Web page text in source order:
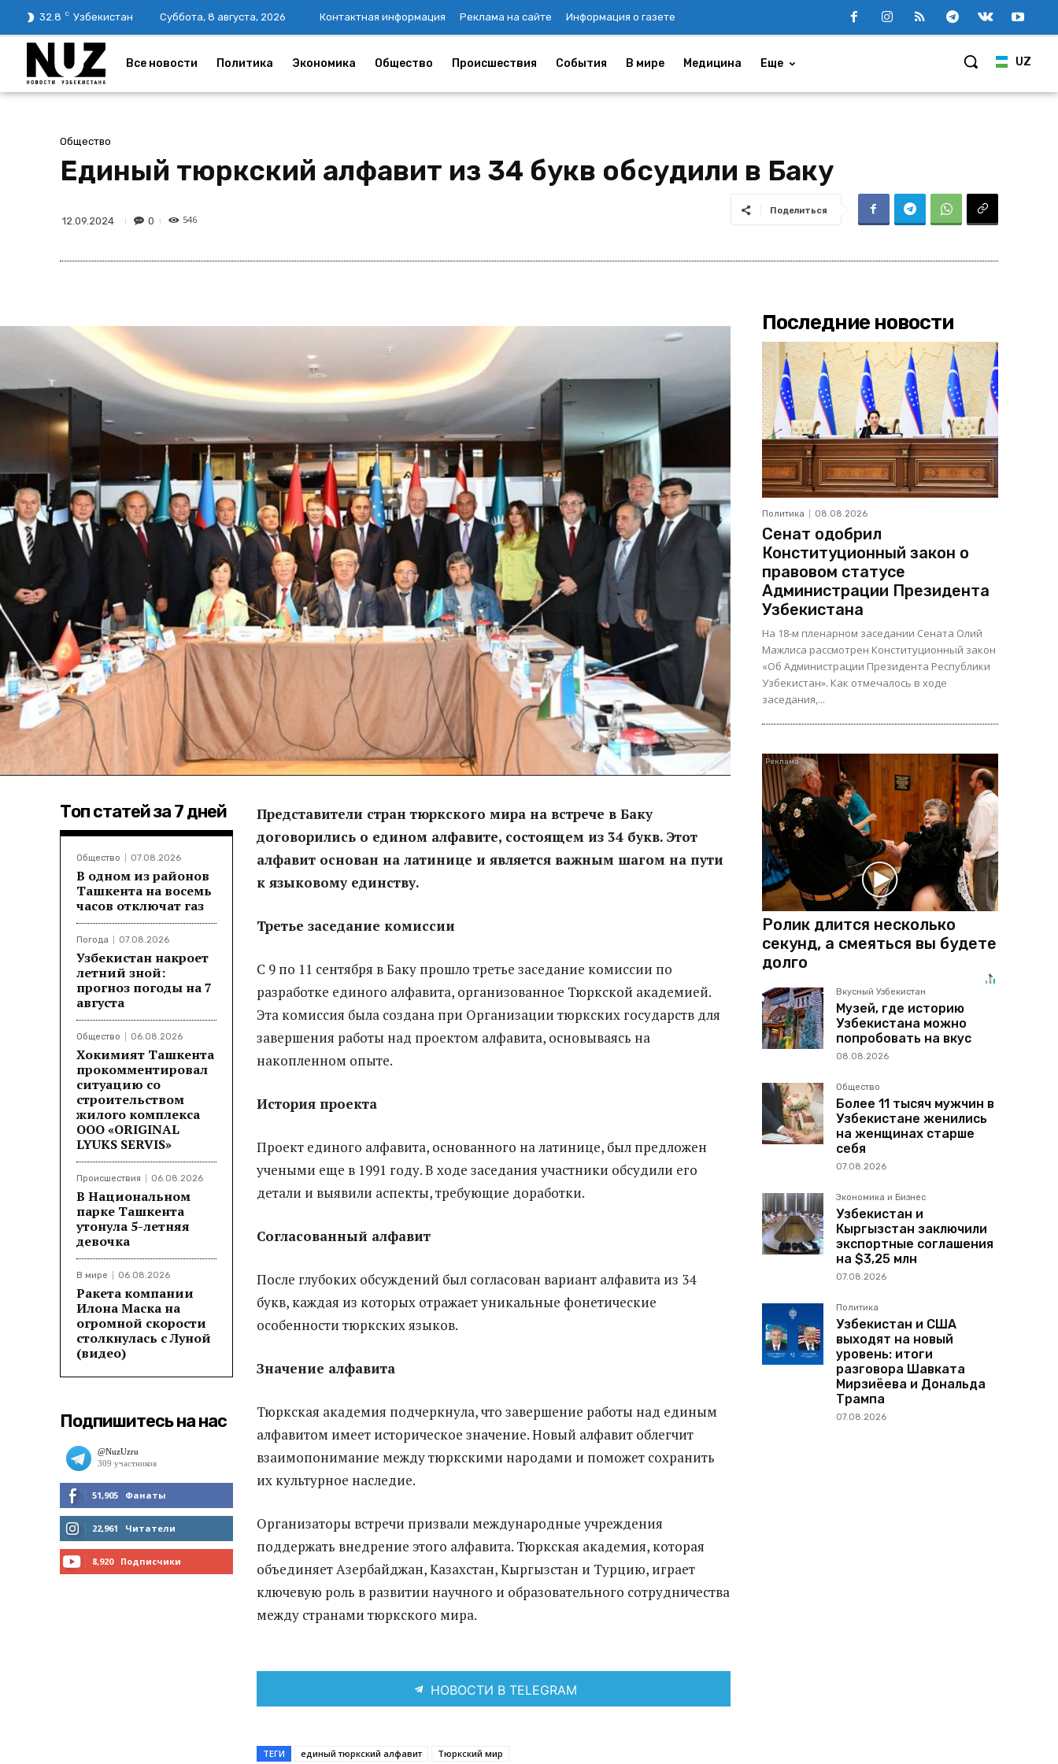
32.8 C Узбекистан Суббота, 8 августа, 2026 Контактная информация Реклама на сайте Информация о газете
UZ
Все новости Политика Экономика Общество Происшествия События В мире Медицина Еще
Общество
Единый тюркский алфавит из 34 букв обсудили в Баку
12.09.2024 0 546
Поделиться
Топ статей за 7 дней
Общество 07.08.2026
В одном из районов
Ташкента на восемь
часов отключат газ
Погода 07.08.2026
Узбекистан накроет
летний зной:
прогноз погоды на 7
августа
Общество 06.08.2026
Хокимият Ташкента
прокомментировал
ситуацию со
строительством
жилого комплекса
ООО «ORIGINAL
LYUKS SERVIS»
Происшествия 06.08.2026
В Национальном
парке Ташкента
утонула 5-летняя
девочка
В мире 06.08.2026
Ракета компании
Илона Маска на
огромной скорости
столкнулась с Луной
(видео)
Подпишитесь на нас
51,905 Фанаты
МНЕ НРАВИТСЯ
22,961 Читатели
8,920 Подписчики
Представители стран тюркского мира на встрече в Баку
договорились о едином алфавите, состоящем из 34 букв. Этот
алфавит основан на латинице и является важным шагом на пути
к языковому единству.
Третье заседание комиссии
С 9 по 11 сентября в Баку прошло третье заседание комиссии по
разработке единого алфавита, организованное Тюркской академией.
Эта комиссия была создана при Организации тюркских государств для
завершения работы над проектом алфавита, основываясь на
накопленном опыте.
История проекта
Проект единого алфавита, основанного на латинице, был предложен
учеными еще в 1991 году. В ходе заседания участники обсудили его
детали и выявили аспекты, требующие доработки.
Согласованный алфавит
После глубоких обсуждений был согласован вариант алфавита из 34
букв, каждая из которых отражает уникальные фонетические
особенности тюркских языков.
Значение алфавита
Тюркская академия подчеркнула, что завершение работы над единым
алфавитом имеет историческое значение. Новый алфавит облегчит
взаимопонимание между тюркскими народами и поможет сохранить
их культурное наследие.
Организаторы встречи призвали международные учреждения
поддержать внедрение этого алфавита. Тюркская академия, которая
объединяет Азербайджан, Казахстан, Кыргызстан и Турцию, играет
ключевую роль в развитии научного и образовательного сотрудничества
между странами тюркского мира.
НОВОСТИ В TELEGRAM
ТЕГИ единый тюркский алфавит Тюркский мир
Последние новости
Политика 08.08.2026
Сенат одобрил
Конституционный закон о
правовом статусе
Администрации Президента
Узбекистана
На 18-м пленарном заседании Сената Олий
Мажлиса рассмотрен Конституционный закон
«Об Администрации Президента Республики
Узбекистан». Как отмечалось в ходе
заседания,...
Ролик длится несколько
секунд, а смеяться вы будете
долго
Вкусный Узбекистан
Музей, где историю
Узбекистана можно
попробовать на вкус
08.08.2026
Общество
Более 11 тысяч мужчин в
Узбекистане женились
на женщинах старше
себя
07.08.2026
Экономика и Бизнес
Узбекистан и
Кыргызстан заключили
экспортные соглашения
на $3,25 млн
07.08.2026
Политика
Узбекистан и США
выходят на новый
уровень: итоги
разговора Шавката
Мирзиёева и Дональда
Трампа
07.08.2026